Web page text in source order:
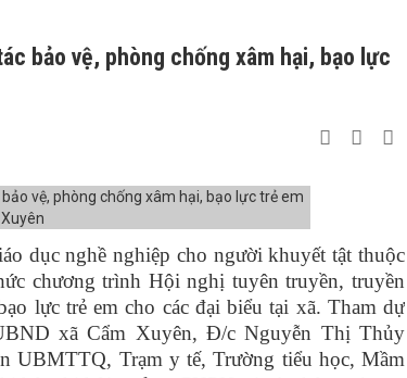
bảo vệ, phòng chống xâm hại, bạo lực
dục nghề nghiệp cho người khuyết tật thuộc
chương trình Hội nghị tuyên truyền, truyền
lực trẻ em cho các đại biểu tại xã. Tham dự
xã Cẩm Xuyên, Đ/c Nguyễn Thị Thủy
UBMTTQ, Trạm y tế, Trường tiểu học, Mầm